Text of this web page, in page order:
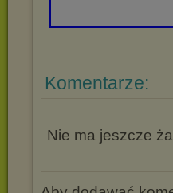
Komentarze:
Nie ma jeszcze